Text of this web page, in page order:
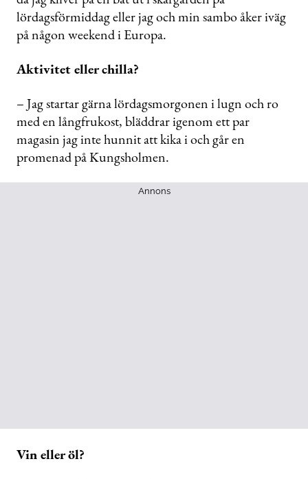
lördagsförmiddag eller jag och min sambo åker iväg
på någon weekend i Europa.
Aktivitet eller chilla?
– Jag startar gärna lördagsmorgonen i lugn och ro
med en långfrukost, bläddrar igenom ett par
magasin jag inte hunnit att kika i och går en
promenad på Kungsholmen.
Annons
Vin eller öl?